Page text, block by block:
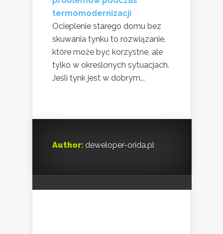
termomodernizacji
Ocieplenie starego domu bez
skuwania tynku to rozwiązanie,
które może być korzystne, ale
tylko w określonych sytuacjach.
Jeśli tynk jest w dobrym...
Author: deweloper-orida.pl